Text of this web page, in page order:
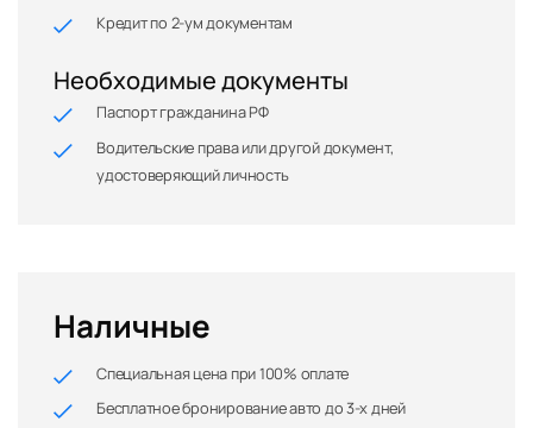
Кредит по 2-ум документам
Необходимые документы
Паспорт гражданина РФ
Водительские права или другой документ,
удостоверяющий личность
Наличные
Специальная цена при 100% оплате
Бесплатное бронирование авто до 3-х дней